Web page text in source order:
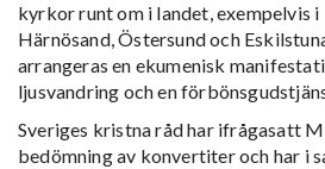
kyrkor runt om i landet, exempelvis i
Härnösand, Östersund och
arrangeras en ekumenisk
ljusvandring och en
Sveriges kristna råd har ifrågasatt
bedömning av konvertiter och har i